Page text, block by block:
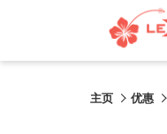
主页 优惠